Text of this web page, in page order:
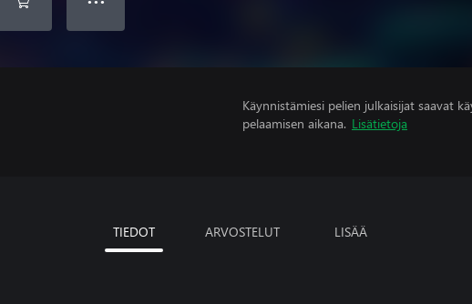
Käynnistämiesi pelien julkaisijat saavat
pelaamisen aikana. Lisätietoja
TIEDOT ARVOSTELUT LISÄÄ